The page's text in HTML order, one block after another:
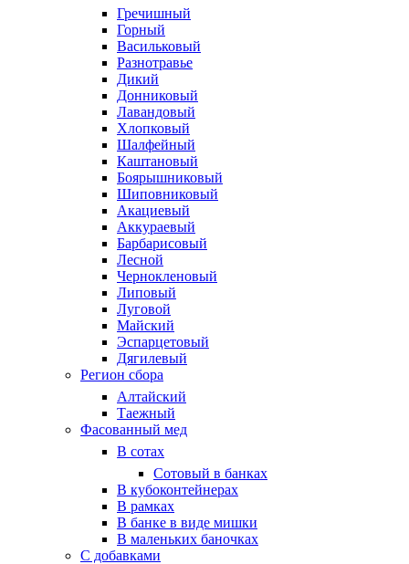
Гречишный
Горный
Васильковый
Разнотравье
Дикий
Донниковый
Лавандовый
Хлопковый
Шалфейный
Каштановый
Боярышниковый
Шиповниковый
Акациевый
Аккураевый
Барбарисовый
Лесной
Чернокленовый
Липовый
Луговой
Майский
Эспарцетовый
Дягилевый
Регион сбора
Алтайский
Таежный
Фасованный мед
В сотах
Сотовый в банках
В кубоконтейнерах
В рамках
В банке в виде мишки
В маленьких баночках
С добавками